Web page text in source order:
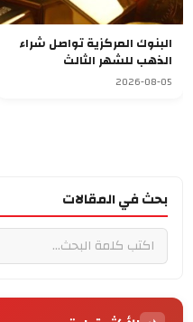
البنوك المركزية تواصل شراء
الذهب للشهر الثالث
2026-08-05
بحث في المقالات